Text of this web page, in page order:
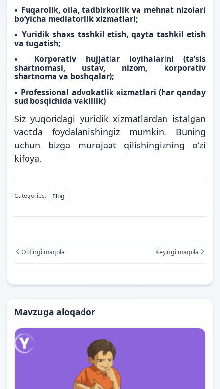
▪️ Fuqarolik, oila, tadbirkorlik va mehnat nizolari
bo‘yicha mediatorlik xizmatlari;
▪️ Yuridik shaxs tashkil etish, qayta tashkil etish
va tugatish;
▪️ Korporativ hujjatlar loyihalarini (ta’sis
shartnomasi, ustav, nizom, korporativ
shartnoma va boshqalar);
▪️ Professional advokatlik xizmatlari (har qanday
sud bosqichida vakillik)
Siz yuqoridagi yuridik xizmatlardan istalgan
vaqtda foydalanishingiz mumkin. Buning
uchun bizga murojaat qilishingizning o‘zi
kifoya.
Categories: Blog
Oldingi maqola Keyingi maqola
Mavzuga aloqador